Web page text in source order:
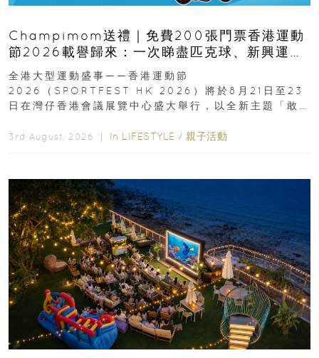
Champimom送禮｜免費200張門票香港運動
節2026載譽歸來：一次睇盡匹克球、新興運
動、街舞比賽＋逾百運動品牌展覽
全港大型運動盛事——香港運動節
2026（SPORTFEST HK 2026）將於8月21日至23
日在灣仔香港會議展覽中心盛大舉行，以全新主題「敢
3rd August, 2026 ｜ In LIFESTYLE / 親子活動